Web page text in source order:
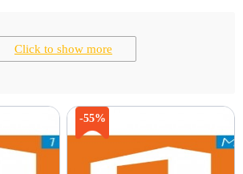
Click to show more
-55%